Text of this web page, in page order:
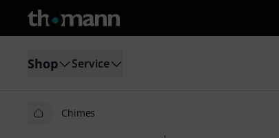
Shop Service
Chimes